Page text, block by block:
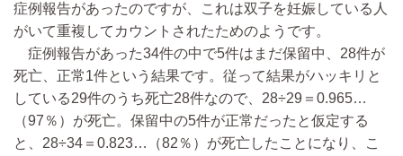
症例報告があったのですが、これは双子を妊娠している人
がいて重複してカウントされたためのようです。
症例報告があった34件の中で5件はまだ保留中、28件が
死亡、正常1件という結果です。従って結果がハッキリと
している29件のうち死亡28件なので、28÷29＝0.965…
（97％）が死亡。保留中の5件が正常だったと仮定する
と、28÷34＝0.823…（82％）が死亡したことになり、こ